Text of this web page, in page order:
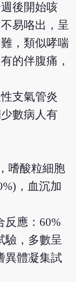
後開始咳
易咯出，呈
，類似哮喘
的伴腹痛，
支氣管炎
數病人有
嗜酸粒細胞
，血沉加
反應：60%
驗，多數呈
異體凝集試